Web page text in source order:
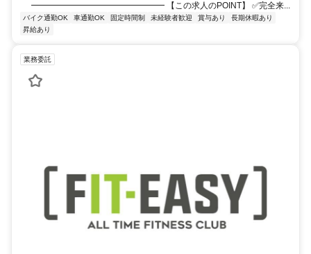
━━━━━━━━━━━━━━━━ 【この求人のPOINT】 ✅完全来...
バイク通勤OK 車通勤OK 固定時間制 未経験者歓迎 賞与あり
長期休暇あり
昇給あり
業務委託